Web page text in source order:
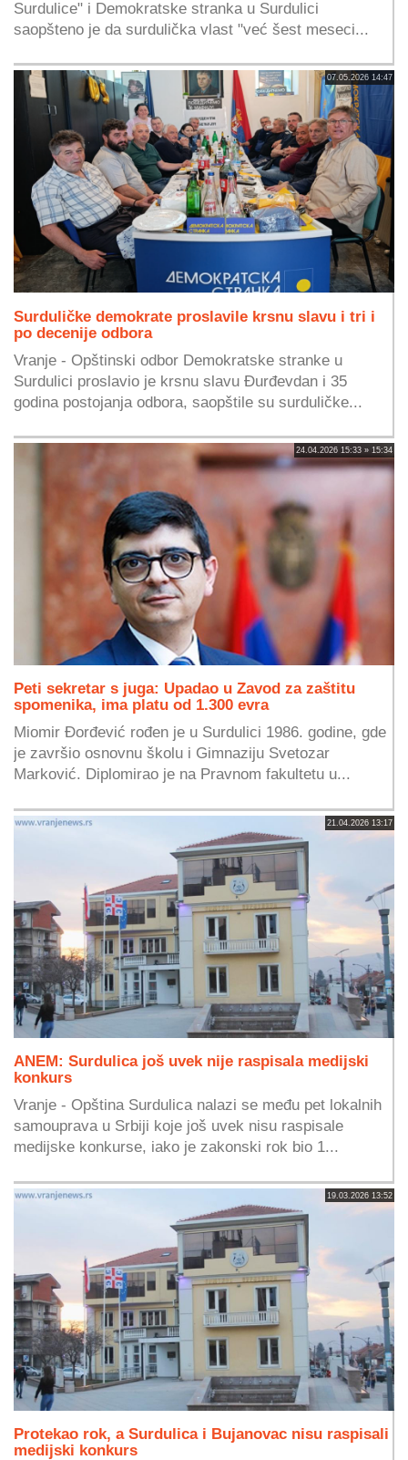
Surdulice" i Demokratske stranka u Surdulici
saopšteno je da surdulička vlast "već šest meseci...
07.05.2026 14:47
Surduličke demokrate proslavile krsnu slavu i tri i
po decenije odbora
Vranje - Opštinski odbor Demokratske stranke u
Surdulici proslavio je krsnu slavu Đurđevdan i 35
godina postojanja odbora, saopštile su surduličke...
24.04.2026 15:33 » 15:34
Peti sekretar s juga: Upadao u Zavod za zaštitu
spomenika, ima platu od 1.300 evra
Miomir Đorđević rođen je u Surdulici 1986. godine, gde
je završio osnovnu školu i Gimnaziju Svetozar
Marković. Diplomirao je na Pravnom fakultetu u...
21.04.2026 13:17
ANEM: Surdulica još uvek nije raspisala medijski
konkurs
Vranje - Opština Surdulica nalazi se među pet lokalnih
samouprava u Srbiji koje još uvek nisu raspisale
medijske konkurse, iako je zakonski rok bio 1...
19.03.2026 13:52
Protekao rok, a Surdulica i Bujanovac nisu raspisali
medijski konkurs